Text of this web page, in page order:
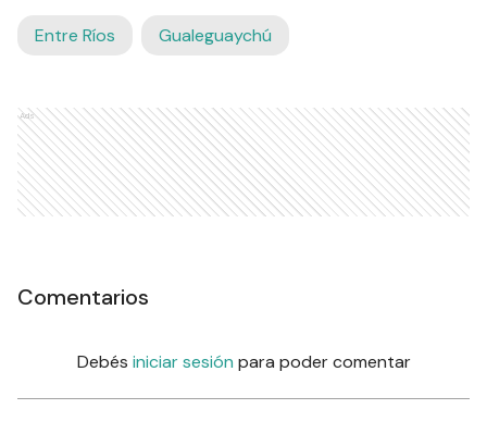
Entre Ríos Gualeguaychú
Ads
Comentarios
Debés iniciar sesión para poder comentar